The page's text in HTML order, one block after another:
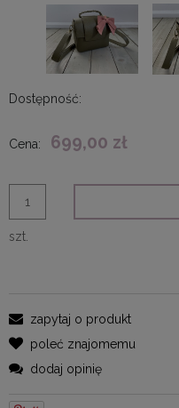
Dostępność:
Cena: 699,00 zł
szt.
zapytaj o produkt
poleć znajomemu
dodaj opinię